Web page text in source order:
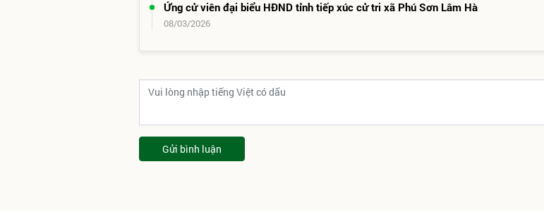
Ứng cử viên đại biểu HĐND tỉnh tiếp xúc cử tri xã Phú Sơn Lâm Hà
08/03/2026
Gửi bình luận